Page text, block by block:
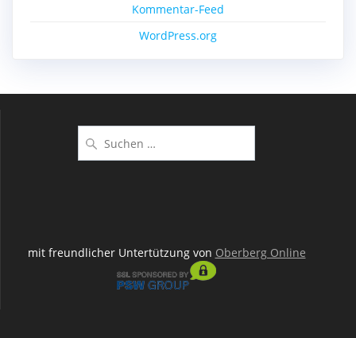
Kommentar-Feed
WordPress.org
nach:
mit freundlicher Untertützung von Oberberg Online